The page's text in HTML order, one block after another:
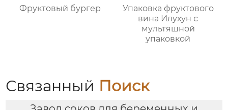
Фруктовый бургер
Упаковка фруктового
вина Илухун с
мультяшной
упаковкой
Связанный Поиск